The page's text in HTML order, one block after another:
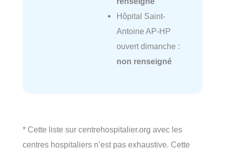
Hôpital Saint-
Antoine AP-HP
ouvert dimanche :
non renseigné
* Cette liste sur centrehospitalier.org avec les
centres hospitaliers n’est pas exhaustive. Cette